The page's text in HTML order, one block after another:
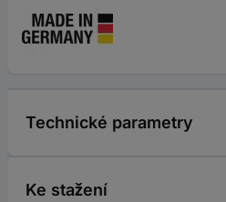
Technické parametry
Ke stažení